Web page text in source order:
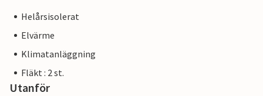
Helårsisolerat
Elvärme
Klimatanläggning
Fläkt : 2 st.
Utanför